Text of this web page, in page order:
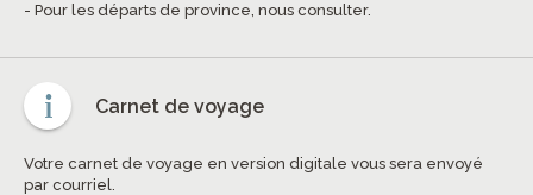
- Pour les départs de province, nous consulter.
Carnet de voyage
Votre carnet de voyage en version digitale vous sera envoyé
par courriel.